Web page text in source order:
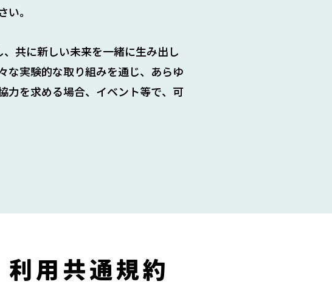
。
共に新しい未来を一緒に生み出し
な実験的な取り組みを通じ、あらゆ
力を求める場合、イベント等で、可
用共通規約